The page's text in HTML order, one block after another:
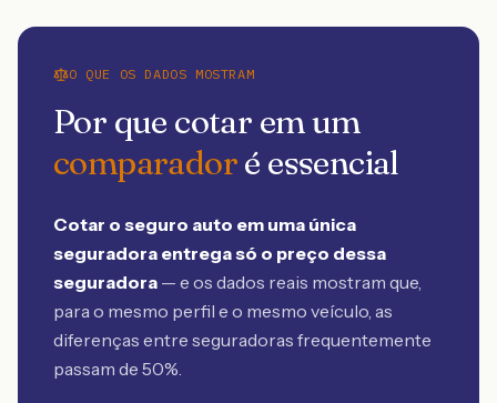
O QUE OS DADOS MOSTRAM
Por que cotar em um
comparadoré essencial
Cotar o seguro auto em uma única
seguradora entrega só o preço dessa
seguradora — e os dados reais mostram que,
para o mesmo perfil e o mesmo veículo, as
diferenças entre seguradoras frequentemente
passam de 50%.